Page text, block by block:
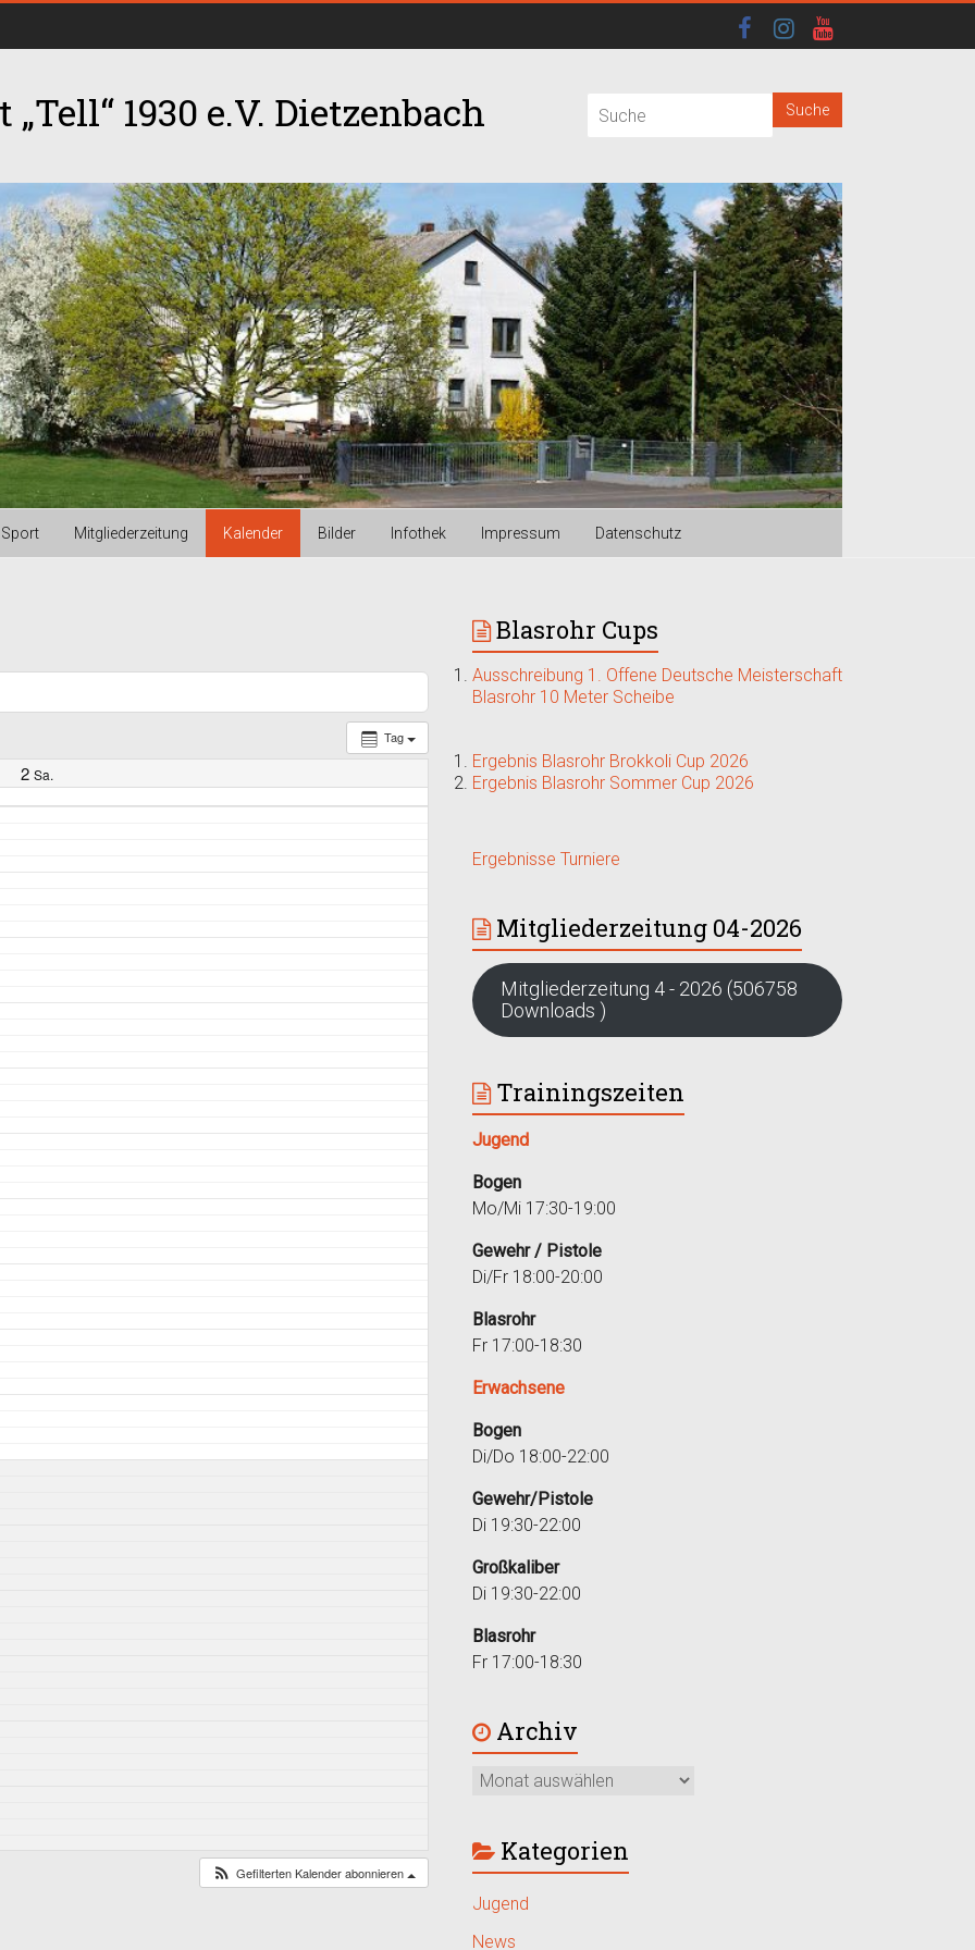
1930 e.V. Dietzenbach
Sport Mitgliederzeitung Kalender Bilder Infothek Impressum Datenschutz
Tag
2 Sa.
Gefilterten Kalender abonnieren
Blasrohr Cups
Ausschreibung 1. Offene Deutsche Meisterschaft
Blasrohr 10 Meter Scheibe
Ergebnis Blasrohr Brokkoli Cup 2026
Ergebnis Blasrohr Sommer Cup 2026
Ergebnisse Turniere
Mitgliederzeitung 04-2026
Mitgliederzeitung 4 - 2026 (506758
Downloads )
Trainingszeiten
Jugend
Bogen
Mo/Mi 17:30-19:00
Gewehr / Pistole
Di/Fr 18:00-20:00
Blasrohr
Fr 17:00-18:30
Erwachsene
Bogen
Di/Do 18:00-22:00
Gewehr/Pistole
Di 19:30-22:00
Großkaliber
Di 19:30-22:00
Blasrohr
Fr 17:00-18:30
Archiv
Kategorien
Jugend
News